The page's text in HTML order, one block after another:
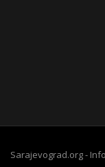
Sarajevograd.org -